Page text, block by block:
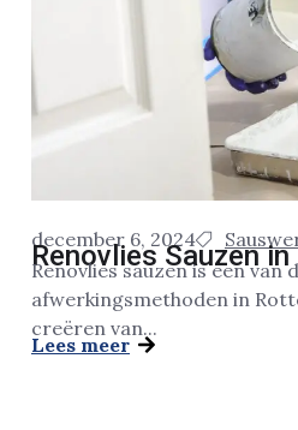
december 6, 2024
Renovlies Sauzen
Renovlies sauzen is een van
afwerkingsmethoden in
creëren van...
Lees meer